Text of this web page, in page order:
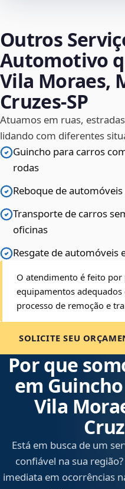
Outros
Automotivo
Vila Moraes,
Cruzes‑SP
Atuamos em ruas,
lidando com diferentes
Guincho para carros
rodas
Reboque de
Transporte de carros
oficinas
Resgate de automóveis
O atendimento é feito
equipamentos
processo de remoção e
SOLICITE SEU
Por que
em
Vila
Está em busca de um
confiável na sua
imediata em ocorrências